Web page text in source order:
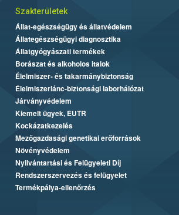
Szakterületek
Állat-egészségügy és állatvédelem
Állategészségügyi diagnosztika
Állatgyógyászati termékek
Borászat és alkoholos italok
Élelmiszer- és takarmánybiztonság
Élelmiszerlánc-biztonsági laborhálózat
Járványvédelem
Kiemelt ügyek, EUTR
Kockázatkezelés
Mezőgazdasági genetikai erőforrások
Növényvédelem
Nyilvántartási és Felügyeleti Díj
Rendszerszervezés és felügyelet
Termékpálya-ellenőrzés